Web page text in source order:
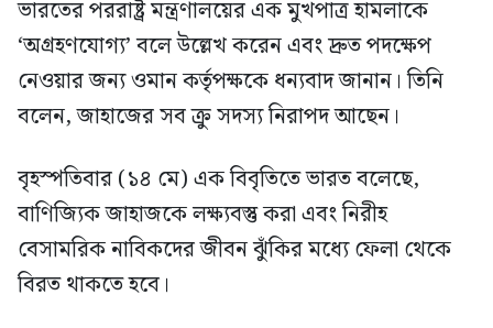
ভারতের পররাষ্ট্র মন্ত্রণালয়ের এক মুখপাত্র হামলাকে
‘অগ্রহণযোগ্য’ বলে উল্লেখ করেন এবং দ্রুত পদক্ষেপ
নেওয়ার জন্য ওমান কর্তৃপক্ষকে ধন্যবাদ জানান। তিনি
বলেন, জাহাজের সব ক্রু সদস্য নিরাপদ আছেন।
বৃহস্পতিবার (১৪ মে) এক বিবৃতিতে ভারত বলেছে,
বাণিজ্যিক জাহাজকে লক্ষ্যবস্তু করা এবং নিরীহ
বেসামরিক নাবিকদের জীবন ঝুঁকির মধ্যে ফেলা থেকে
বিরত থাকতে হবে।